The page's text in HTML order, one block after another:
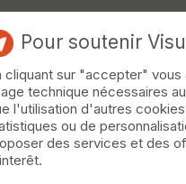
parcours épuisant quand
Pour soutenir
cliquant sur "accepter"
technique nécessaires
l'utilisation d'autres
ou de
des services et des